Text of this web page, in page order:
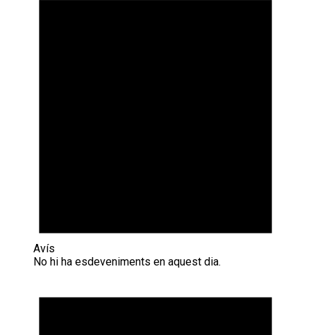
Avís
No hi ha esdeveniments en aquest dia.